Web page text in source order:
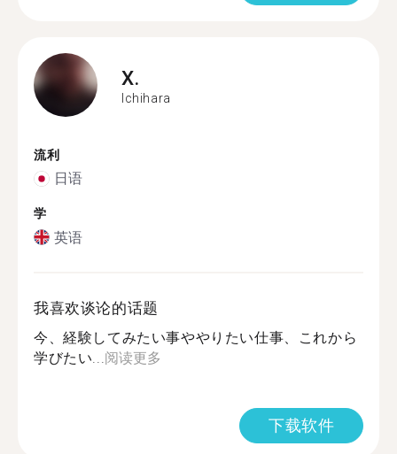
X.
Ichihara
流利
日语
学
英语
我喜欢谈论的话题
今、経験してみたい事ややりたい仕事、これから
学びたい... 阅读更多
下载软件